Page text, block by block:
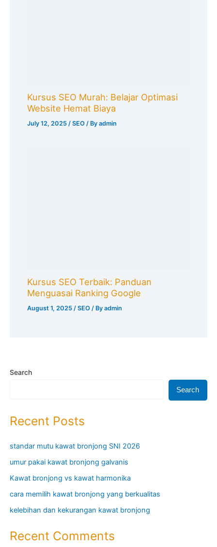
Kursus SEO Murah: Belajar Optimasi
Website Hemat Biaya
July 12, 2025/SEO / Byadmin
Kursus SEO Terbaik: Panduan
Menguasai Ranking Google
August 1, 2025 /SEO / Byadmin
Search
Search
Recent Posts
standar mutu kawat bronjong SNI 2026
umur pakai kawat bronjong galvanis
Kawat bronjong vs kawat harmonika
cara memilih kawat bronjong yang berkualitas
kelebihan dan kekurangan kawat bronjong
Recent Comments